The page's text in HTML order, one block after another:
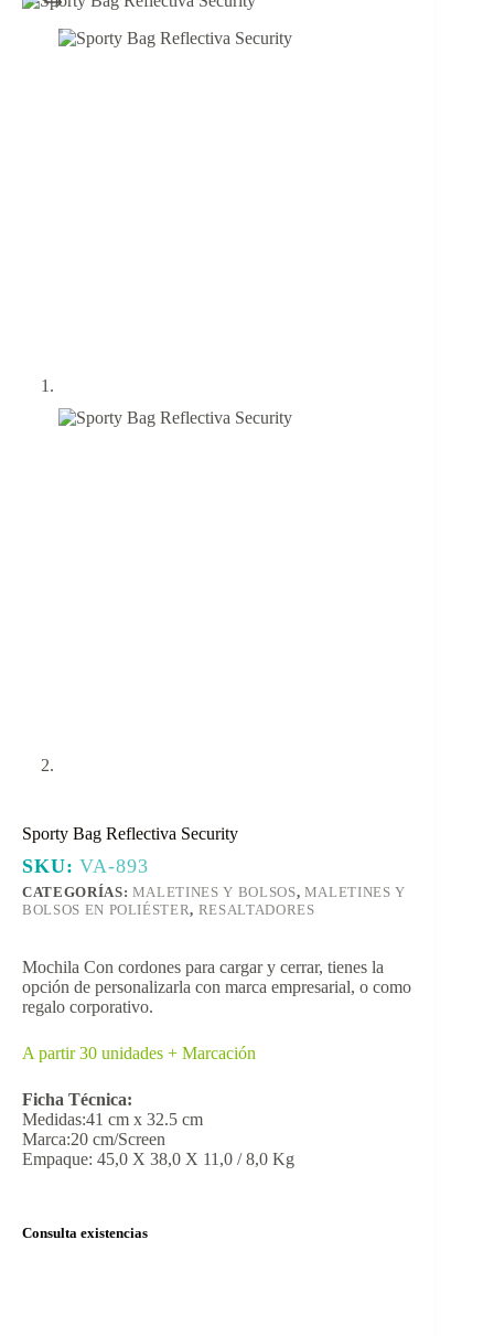
Sporty Bag Reflectiva Security
SKU:VA-893
CATEGORÍAS: MALETINES Y BOLSOS, MALETINES Y
BOLSOS EN POLIÉSTER, RESALTADORES
Mochila Con cordones para cargar y cerrar, tienes la
opción de personalizarla con marca empresarial, o como
regalo corporativo.
A partir 30 unidades + Marcación
Ficha Técnica:
Medidas:41 cm x 32.5 cm
Marca:20 cm/Screen
Empaque: 45,0 X 38,0 X 11,0 / 8,0 Kg
Consulta existencias